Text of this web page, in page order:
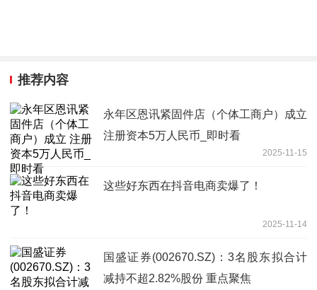
推荐内容
永年区恩讯紧固件店（个体工商户）成立
注册资本5万人民币_即时看
2025-11-15
这些好东西在抖音电商卖爆了！
2025-11-14
国盛证券(002670.SZ)：3名股东拟合计
减持不超2.82%股份 重点聚焦